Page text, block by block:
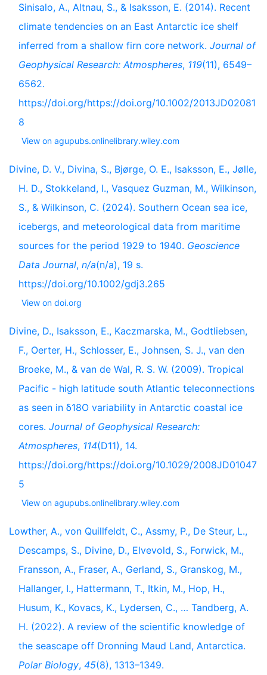
Sinisalo, A., Altnau, S., & Isaksson, E. (2014). Recent
climate tendencies on an East Antarctic ice shelf
inferred from a shallow firn core network. Journal of
Geophysical Research: Atmospheres, 119(11), 6549–
6562.
https://doi.org/https://doi.org/10.1002/2013JD02081
8
View on agupubs.onlinelibrary.wiley.com
Divine, D. V., Divina, S., Bjørge, O. E., Isaksson, E., Jølle,
H. D., Stokkeland, I., Vasquez Guzman, M., Wilkinson,
S., & Wilkinson, C. (2024). Southern Ocean sea ice,
icebergs, and meteorological data from maritime
sources for the period 1929 to 1940. Geoscience
Data Journal, n/a(n/a), 19 s.
https://doi.org/10.1002/gdj3.265
View on doi.org
Divine, D., Isaksson, E., Kaczmarska, M., Godtliebsen,
F., Oerter, H., Schlosser, E., Johnsen, S. J., van den
Broeke, M., & van de Wal, R. S. W. (2009). Tropical
Pacific - high latitude south Atlantic teleconnections
as seen in δ18O variability in Antarctic coastal ice
cores. Journal of Geophysical Research:
Atmospheres, 114(D11), 14.
https://doi.org/https://doi.org/10.1029/2008JD01047
5
View on agupubs.onlinelibrary.wiley.com
Lowther, A., von Quillfeldt, C., Assmy, P., De Steur, L.,
Descamps, S., Divine, D., Elvevold, S., Forwick, M.,
Fransson, A., Fraser, A., Gerland, S., Granskog, M.,
Hallanger, I., Hattermann, T., Itkin, M., Hop, H.,
Husum, K., Kovacs, K., Lydersen, C., … Tandberg, A.
H. (2022). A review of the scientific knowledge of
the seascape off Dronning Maud Land, Antarctica.
Polar Biology, 45(8), 1313–1349.